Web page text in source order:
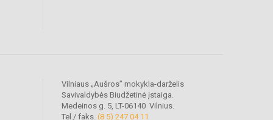
Vilniaus „Aušros” mokykla-darželis
Savivaldybės Biudžetinė įstaiga.
Medeinos g. 5, LT-06140 Vilnius.
Tel./ faks. (8 5) 247 04 11